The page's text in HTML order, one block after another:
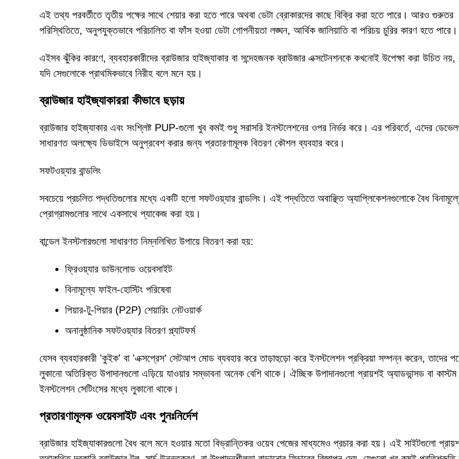
এই তথ্য পরবর্তীতে তৃতীয় পক্ষের সাথে শেয়ার করা হতে পারে অথবা ডেটা ব্রোকারদের কাছে বিক্রি করা হতে পারে। আরও গুরুতর
পরিস্থিতিতে, অনুপযুক্তভাবে পরিচালিত বা ফাঁস হওয়া ডেটা গোপনীয়তা লঙ্ঘন, আর্থিক জালিয়াতি বা পরিচয় চুরির কারণ হতে পারে।
এইসব ঝুঁকির কারণে, ব্যবহারকারীদের ব্রাউজার হাইজ্যাকার বা সন্দেহজনক ব্রাউজার এক্সটেনশনকে কখনোই উপেক্ষা করা উচিত
যদি সেগুলোকে প্রাথমিকভাবে নিরীহ বলে মনে হয়।
ব্রাউজার হাইজ্যাকাররা কীভাবে ছড়ায়
ব্রাউজার হাইজ্যাকার এবং সংশ্লিষ্ট PUP-গুলো খুব কমই শুধু সরাসরি ইনস্টলেশনের ওপর নির্ভর করে। এর পরিবর্তে, এদের
সাধারণত অলক্ষ্যে ডিভাইসে অনুপ্রবেশ করার জন্য প্রতারণামূলক বিতরণ কৌশল ব্যবহার করে।
সফটওয়্যার বান্ডলিং
সবচেয়ে প্রচলিত পদ্ধতিগুলোর মধ্যে একটি হলো সফটওয়্যার বান্ডলিং। এই পদ্ধতিতে অবাঞ্ছিত অ্যাপ্লিকেশনগুলোকে বৈধ
প্রোগ্রামগুলোর সাথে একসাথে প্যাকেজ করা হয়।
বান্ডেল ইনস্টলারগুলো সাধারণত নিম্নলিখিত উপায়ে বিতরণ করা হয়:
ফ্রিওয়্যার ডাউনলোড ওয়েবসাইট
বিনামূল্যে ফাইল-হোস্টিং পরিষেবা
পিয়ার-টু-পিয়ার (P2P) শেয়ারিং নেটওয়ার্ক
অনানুষ্ঠানিক সফটওয়্যার বিতরণ প্ল্যাটফর্ম
যেসব ব্যবহারকারী 'কুইক' বা 'এক্সপ্রেস' সেটআপ মোড ব্যবহার করে তাড়াহুড়ো করে ইনস্টলেশন প্রক্রিয়া সম্পন্ন করেন, তাদের
লুকানো অতিরিক্ত উপাদানগুলো এড়িয়ে যাওয়ার সম্ভাবনা অনেক বেশি থাকে। ঐচ্ছিক উপাদানগুলো প্রায়শই অ্যাডভান্সড বা কাস্টম
ইনস্টলেশন সেটিংসের মধ্যে লুকানো থাকে।
প্রতারণামূলক ওয়েবসাইট এবং পুনঃনির্দেশ
ব্রাউজার হাইজ্যাকারগুলো বৈধ বলে মনে হওয়ার মতো বিভ্রান্তিকর ওয়েব পেজের মাধ্যমেও প্রচার করা হয়। এই সাইটগুলো